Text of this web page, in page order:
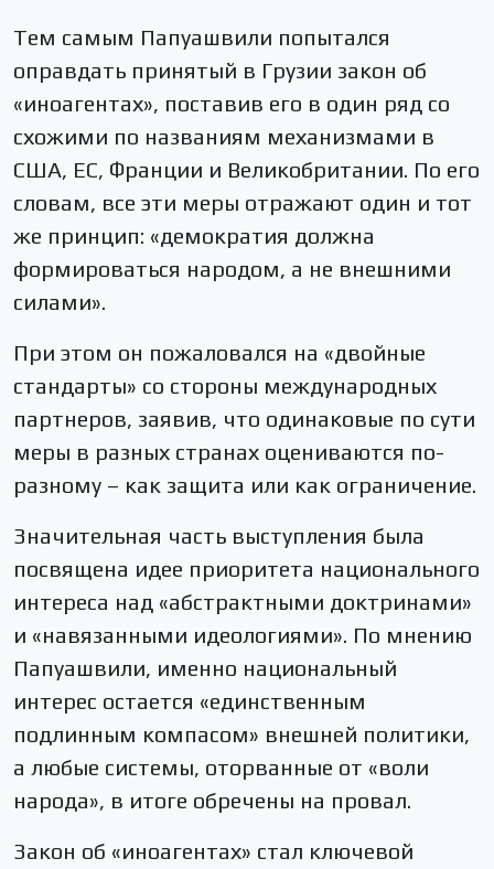
Тем самым Папуашвили попытался
оправдать принятый в Грузии закон об
«иноагентах», поставив его в один ряд со
схожими по названиям механизмами в
США, ЕС, Франции и Великобритании. По его
словам, все эти меры отражают один и тот
же принцип: «демократия должна
формироваться народом, а не внешними
силами».
При этом он пожаловался на «двойные
стандарты» со стороны международных
партнеров, заявив, что одинаковые по сути
меры в разных странах оцениваются по-
разному – как защита или как ограничение.
Значительная часть выступления была
посвящена идее приоритета национального
интереса над «абстрактными доктринами»
и «навязанными идеологиями». По мнению
Папуашвили, именно национальный
интерес остается «единственным
подлинным компасом» внешней политики,
а любые системы, оторванные от «воли
народа», в итоге обречены на провал.
Закон об «иноагентах» стал ключевой